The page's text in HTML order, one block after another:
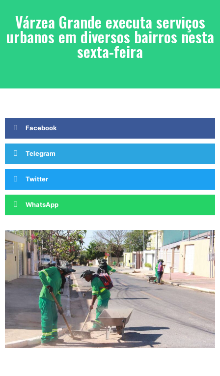
Várzea Grande executa serviços
urbanos em diversos bairros nesta
sexta-feira
Facebook
Telegram
Twitter
WhatsApp